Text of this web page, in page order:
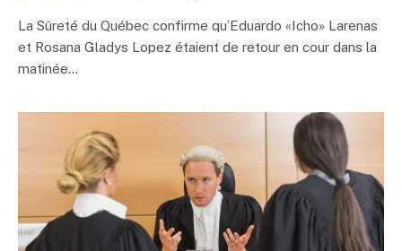
La Sûreté du Québec confirme qu’Eduardo «Icho» Larenas
et Rosana Gladys Lopez étaient de retour en cour dans la
matinée…